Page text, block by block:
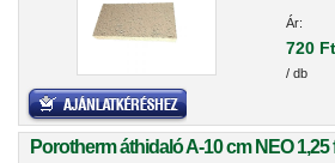
Ár:
720 Ft
/ db
Porotherm áthidaló A-10 cm NEO 1,25